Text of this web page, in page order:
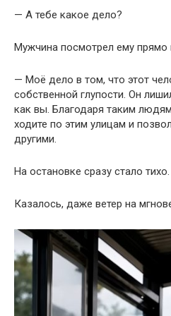
— А тебе какое дело?
Мужчина посмотрел ему прямо
— Моё дело в том, что этот
собственной глупости. Он
как вы. Благодаря таким
ходите по этим улицам и
другими.
На остановке сразу стало тихо.
Казалось, даже ветер на